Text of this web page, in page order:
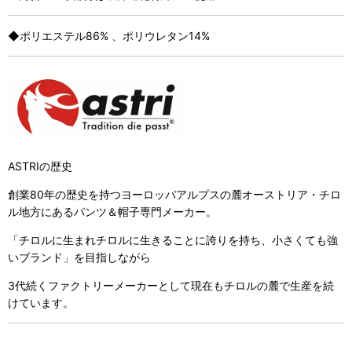
◆ポリエステル86% 、ポリウレタン14%
ASTRIの歴史
創業80年の歴史を持つヨーロッパアルプスの麓オーストリア・チロ
ル地方にあるパンツ＆帽子専門メーカー。
「チロルに生まれチロルに生きることに誇りを持ち、小さくても強
いブランド」を目指しながら
3代続くファクトリーメーカーとして現在もチロルの麓で生産を続
けています。